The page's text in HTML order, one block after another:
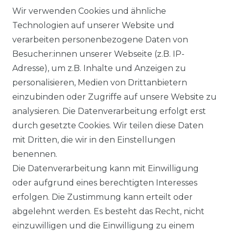
AGB
DATENSCHUTZERKLÄRUNG
WIDERRUFSRECHT
IMPRESSUM
KONTAKT
Unsere Zahlungsmöglichkeiten
Wir verwenden Cookies und ähnliche
Technologien auf unserer Website und
verarbeiten personenbezogene Daten von
Besucher:innen unserer Webseite (z.B. IP-
Adresse), um z.B. Inhalte und Anzeigen zu
personalisieren, Medien von Drittanbietern
einzubinden oder Zugriffe auf unsere Website zu
analysieren. Die Datenverarbeitung erfolgt erst
durch gesetzte Cookies. Wir teilen diese Daten
mit Dritten, die wir in den Einstellungen
benennen.
Die Datenverarbeitung kann mit Einwilligung
oder aufgrund eines berechtigten Interesses
erfolgen. Die Zustimmung kann erteilt oder
abgelehnt werden. Es besteht das Recht, nicht
einzuwilligen und die Einwilligung zu einem